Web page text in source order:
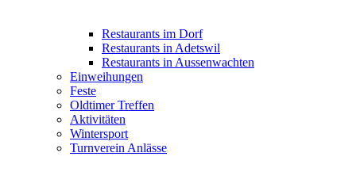
Restaurants im Dorf
Restaurants in Adetswil
Restaurants in Aussenwachten
Einweihungen
Feste
Oldtimer Treffen
Aktivitäten
Wintersport
Turnverein Anlässe